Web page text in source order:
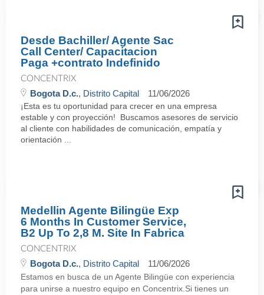
Desde Bachiller/ Agente Sac
Call Center/ Capacitacion
Paga +contrato Indefinido
CONCENTRIX
Bogota D.c., Distrito Capital 11/06/2026
¡Esta es tu oportunidad para crecer en una empresa
estable y con proyección! Buscamos asesores de servicio
al cliente con habilidades de comunicación, empatía y
orientación ...
Medellin Agente Bilingüe Exp
6 Months In Customer Service,
B2 Up To 2,8 M. Site In Fabrica
CONCENTRIX
Bogota D.c., Distrito Capital 11/06/2026
Estamos en busca de un Agente Bilingüe con experiencia
para unirse a nuestro equipo en Concentrix.Si tienes un